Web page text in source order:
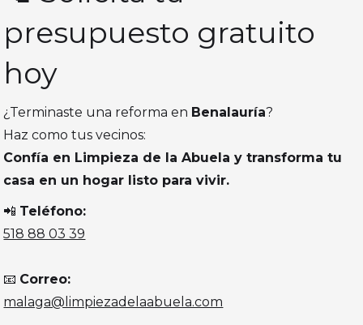
presupuesto gratuito
hoy
¿Terminaste una reforma en Benalauría?
Haz como tus vecinos:
Confía en Limpieza de la Abuela y transforma tu
casa en un hogar listo para vivir.
📲 Teléfono:
518 88 03 39
📧 Correo:
malaga@limpiezadelaabuela.com